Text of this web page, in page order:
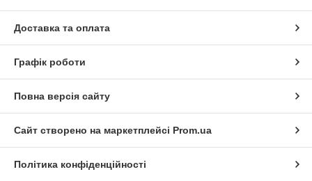
Доставка та оплата
Графік роботи
Повна версія сайту
Сайт створено на маркетплейсі Prom.ua
Політика конфіденційності